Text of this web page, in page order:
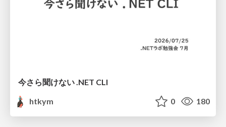
今さら聞けない .NET CLI
htkym
0 180